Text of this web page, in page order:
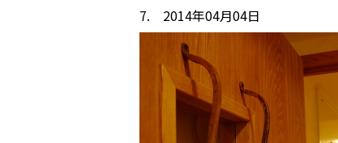
7. 2014年04月04日